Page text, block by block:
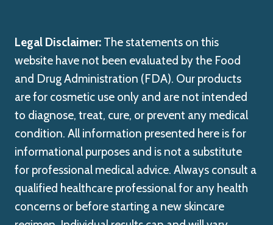
Legal Disclaimer: The statements on this
website have not been evaluated by the Food
and Drug Administration (FDA). Our products
are for cosmetic use only and are not intended
to diagnose, treat, cure, or prevent any medical
condition. All information presented here is for
informational purposes and is not a substitute
for professional medical advice. Always consult a
qualified healthcare professional for any health
concerns or before starting a new skincare